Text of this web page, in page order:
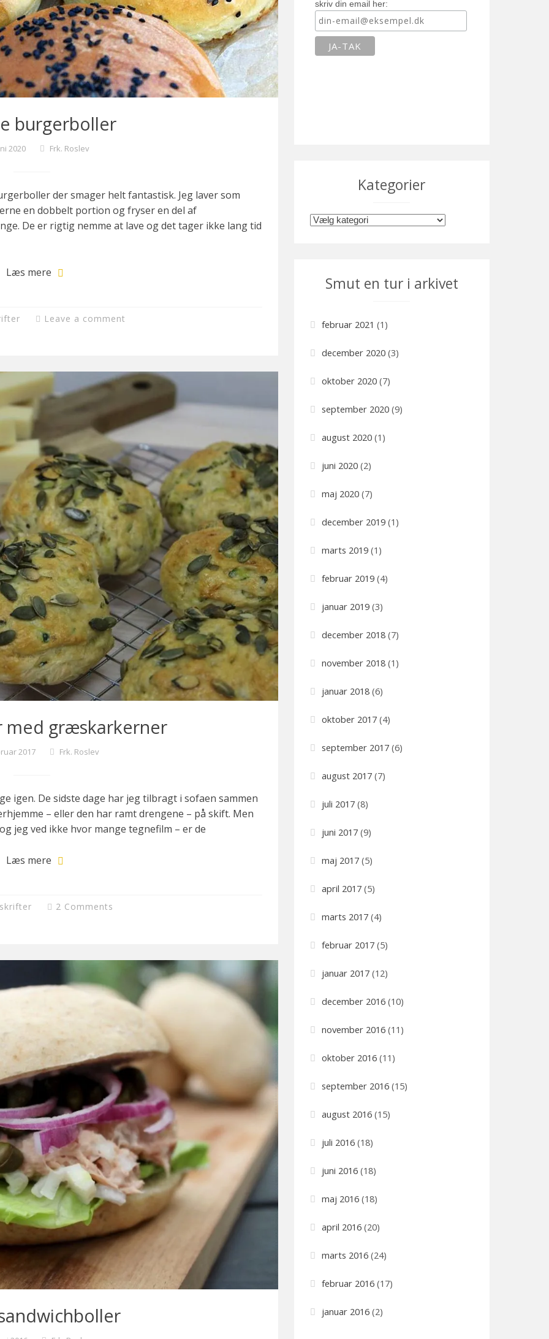
burgerboller
2020 Frk. Roslev
der smager helt fantastisk. Jeg laver som
en dobbelt portion og fryser en del af
De er rigtig nemme at lave og det tager ikke lang tid
Læs mere
Leave a comment
med græskarkerner
2017 Frk. Roslev
igen. De sidste dage har jeg tilbragt i sofaen sammen
– eller den har ramt drengene – på skift. Men
jeg ved ikke hvor mange tegnefilm – er de
Læs mere
2 Comments
skriv din email her:
Kategorier
K
i
r
Smut en tur i arkivet
februar 2021 (1)
december 2020(3)
oktober 2020(7)
september 2020(9)
august 2020(1)
juni 2020(2)
maj 2020(7)
december 2019(1)
marts 2019(1)
februar 2019(4)
januar 2019(3)
december 2018(7)
november 2018(1)
januar 2018(6)
oktober 2017(4)
september 2017(6)
august 2017(7)
juli 2017(8)
juni 2017(9)
maj 2017(5)
april 2017(5)
marts 2017(4)
februar 2017(5)
januar 2017(12)
december 2016(10)
november 2016(11)
oktober 2016(11)
september 2016(15)
august 2016(15)
juli 2016(18)
juni 2016(18)
maj 2016(18)
april 2016(20)
marts 2016(24)
februar 2016(17)
januar 2016(2)